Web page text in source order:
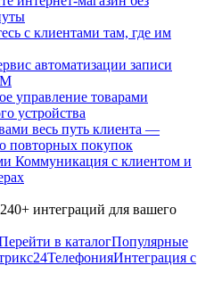
с клиентами там, где им
автоматизации записи
управление товарами
устройства
весь путь клиента —
повторных покупок
Коммуникация с клиентом и
интеграций для вашего
в каталогПопулярные
ТелефонияИнтеграция с